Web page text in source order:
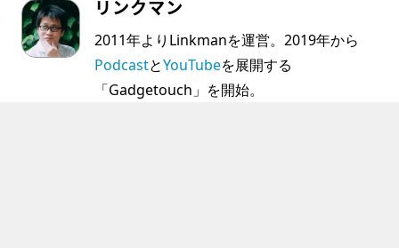
リンクマン
2011年よりLinkmanを運営。2019年から
PodcastとYouTubeを展開する
「Gadgetouch」を開始。